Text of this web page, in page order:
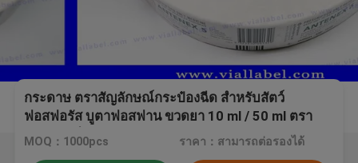
กระดาษ ตราสัญลักษณ์กระป๋องฉีด สําหรับสัตว์
ฟอสฟอรัส บูตาฟอสฟาน ขวดยา 10 ml / 50 ml ตรา
สัญลักษณ์กระป๋อง
MOQ：1000pcs ราคา：สามารถต่อรองได้